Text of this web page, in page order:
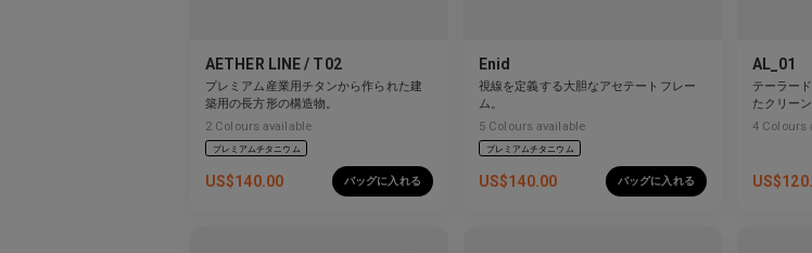
AETHER LINE / T02
プレミアム産業用チタンから作られた建
築用の長方形の構造物。
2 Colours available
プレミアムチタニウム
US$140.00 バッグに入れる
Enid
視線を定義する大胆なアセテートフレー
ム。
5 Colours available
プレミアムチタニウム
US$140.00 バッグに入れる
AL_01
テーラー
たクリー
作を再定
4 Colours
US$